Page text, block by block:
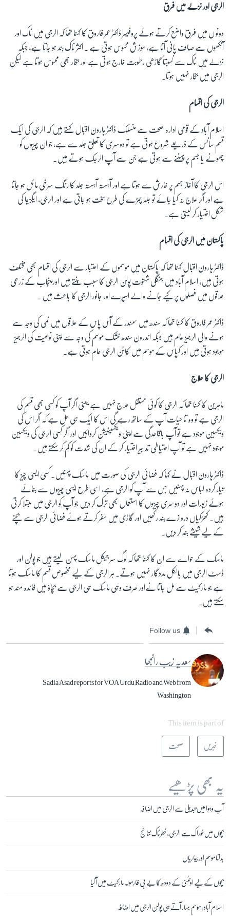
زبان
الرجی اور نزلے میں فرق
دونو ں میں فرق واضع کرتے ہوئے پروفیسر ڈاکٹر عمر فاروق کا کہنا تھا کہ الرجی میں ناک اور
آنکھوں سے صاف پانی آتا ہے، سوزش محسوس ہوتی ہے ۔ اکثر ناک بند ہو جاتا ہے، جبکہ
نزلے میں ناک سے نسبتاً گاڑھی رطوبت خارج ہوتی ہے اور بخار بھی محسوس ہوتا ہے لیکن
الرجی میں بخار نہیں ہوتا۔
الرجی کی اقسام
اسلام آباد کے قومی ادارہ صحت سے منسلک ڈاکٹر ہارون اقبال کہتے ہیں کہ الرجی کی ایک
قسم سانس کے ذریعے شروع ہوتی ہے تو دوسری کا تعلق جلد سے ہے، جو ان چیزوں کو
چھونے یا جسم پر پہننے سے ہوتی ہے جن سے آپ الرجک ہوتے ہیں۔
اس الرجی کا آغاز جسم پر خارش سے ہوتا ہے اور آہستہ آہستہ جلد کا رنگ سرخی مائل ہو جاتا
ہے اور اگر علاج نہ کیا جائے تو جلد چمڑے کی طرح سخت ہو جاتی ہے اور الرجی، ایگزیما کی
شکل اختیار کر لیتی ہے۔
پاکستان میں الرجی کی اقسام
ڈاکٹر ہارون اقبال کہنا تھا کہ پاکستان میں موسموں کے اعتبار سے الرجی کی اقسام بھی مختلف
ہوتی ہیں، اسلام آباد میں جنگلی شہتوت پولن الرجی کا سبب بنتے ہیں اور پنجاب کے زرعی
علاقوں میں فصلوں پر کیے جانے والے اسپرے اور جانور الرجی کا باعث ہیں ۔
ڈاکٹر عمر فاروق کا کہنا تھا کہ سندھ میں سمندر کے آس پاس کے علاقوں میں نمی کی وجہ سے
ہونے والی الرجیز عام ہیں جبکہ اندرون سندھ خشک موسم کی وجہ سے اپنی نوعیت کی الرجیز
موجود ہوتی ہیں اور کپاس کے موسم میں کاٹن الرجی عام ہوتی ہے۔
الرجی کا علاج
ماہرین کا کہنا تھا کہ الرجی کا کوئی مستقل علاج نہیں ہے یعنی اگر آپ کو کسی بھی قسم کی
الرجی ہے تو وہ تا حیات آپ کے ساتھ رہے گی اس کا ایک ہی حل ہے کہ اگر اس کی
ویکسین موجود ہے تو آپ باقاعدگی سے اپنی ویکسینیشن کروائیں اور اگر کسی الرجی کی ویکسین
موجود نہیں ہے تو آپ احتیاطی تدابیر اختیار کر کے ان کی شدت کو کم کر سکتے ہیں۔
ڈاکٹر ہارون اقبال نے کہا کہ فضائی الرجی کی صورت میں ماسک پہنیں۔ کسی ایسی چیز کا
تیار کردہ لباس نہ پہنیں جس سے آپ کو الرجی ہے، اسی طرح ایسی چیزوں سے بنائے
ہوئے زیورات اور دوسری چیزوں کا استعمال بھی ترک کر دیں جو آپ کو الرجی میں مبتلا کرتی
ہیں۔ کھڑکیاں دروازے بند رکھیں اور گاڑی میں سفر کرتے ہوئے فضائی الرجی سے بچنے
کے لیے شیشے بند کر دیں۔
ماسک کے حوالے سے ان کا کہنا تھا کہ لوگ سرجیکل ماسک پہن لیتے ہیں جو پولن اور
ڈسٹ الرجی میں بالکل مددگار نہیں ہوتے۔ ہر الرجی کے لیے مخصوص قسم کا ماسک ہوتا
ہے جو مارکیٹ سے مل جاتا نےاور صرف وہی ماسک ہی الرجی سے بچاؤ میں فائدہ مند ہو
سکتے ہیں۔
Follow us
سعدیہ زیب رانجھا
Sadia Asad reports for VOA Urdu Radio and Web from
Washington
This item is part of
خبریں صحت
یہ بھی پڑھیے
آب وہوا میں تبدیلی سے الرجی میں اضافہ
بچوں میں خوراک سے الرجی، خطرناک نتائج
بدلتا موسم اور بیماریاں
بچوں کے لیے اونٹنی کے دودھ کا بے بی فارمولہ مارکیٹ میں آ گیا
اسلام آباد: موسمِ بہار آتے ہی پولن الرجی میں اضافہ